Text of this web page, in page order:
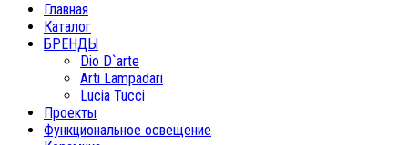
Главная
Каталог
БРЕНДЫ
Dio D`arte
Arti Lampadari
Lucia Tucci
Проекты
Функциональное освещение